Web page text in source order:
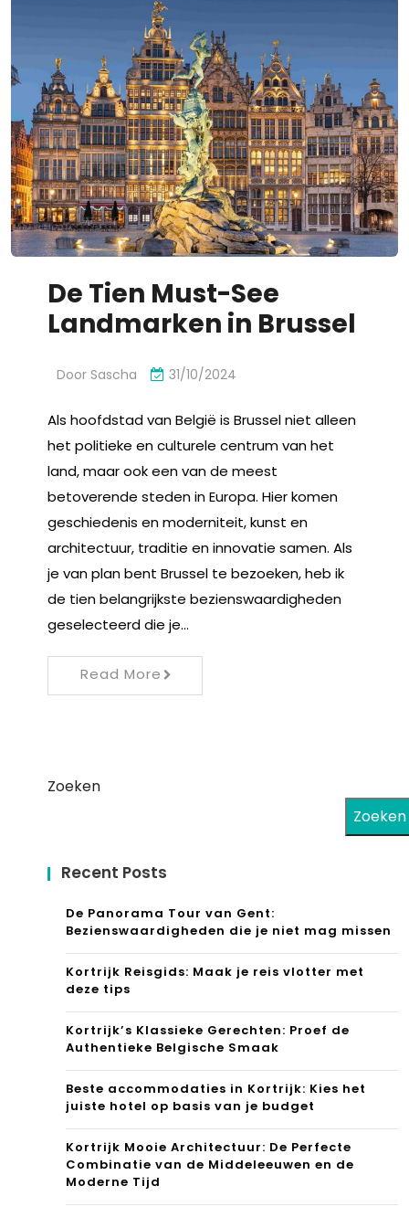
De Tien Must-See
Landmarken in Brussel
Door Sascha 31/10/2024
Als hoofdstad van België is Brussel niet alleen
het politieke en culturele centrum van het
land, maar ook een van de meest
betoverende steden in Europa. Hier komen
geschiedenis en moderniteit, kunst en
architectuur, traditie en innovatie samen. Als
je van plan bent Brussel te bezoeken, heb ik
de tien belangrijkste bezienswaardigheden
geselecteerd die je…
Read More
Zoeken
Zoeken
Recent Posts
De Panorama Tour van Gent:
Bezienswaardigheden die je niet mag missen
Kortrijk Reisgids: Maak je reis vlotter met
deze tips
Kortrijk’s Klassieke Gerechten: Proef de
Authentieke Belgische Smaak
Beste accommodaties in Kortrijk: Kies het
juiste hotel op basis van je budget
Kortrijk Mooie Architectuur: De Perfecte
Combinatie van de Middeleeuwen en de
Moderne Tijd